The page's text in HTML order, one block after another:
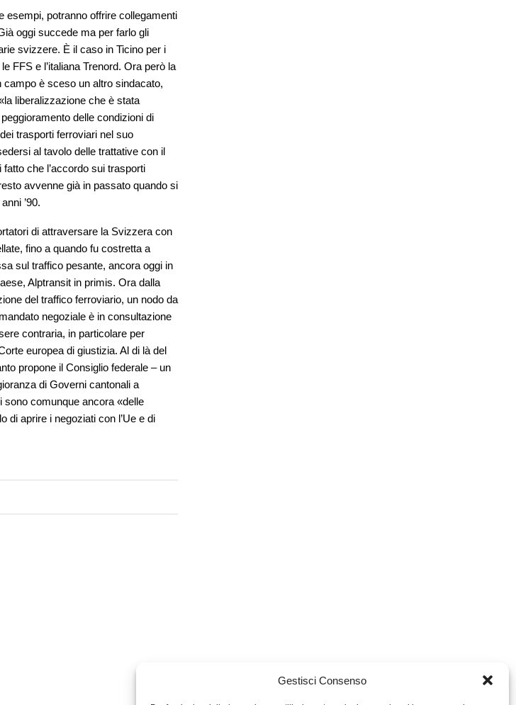
Gestisci Consenso
esempi, potranno offrire collegamenti
oggi succede ma per farlo gli
svizzere. È il caso in Ticino per i
FFS e l’italiana Trenord. Ora però la
campo è sceso un altro sindacato,
liberalizzazione che è stata
delle condizioni di
trasporti ferroviari nel suo
al tavolo delle trattative con il
che l’accordo sui trasporti
avvenne già in passato quando si
’90.
di attraversare la Svizzera con
fino a quando fu costretta a
sul traffico pesante, ancora oggi in
Alptransit in primis. Ora dalla
del traffico ferroviario, un nodo da
negoziale è in consultazione
contraria, in particolare per
europea di giustizia. Al di là del
propone il Consiglio federale – un
di Governi cantonali a
sono comunque ancora «delle
di aprire i negoziati con l’Ue e di